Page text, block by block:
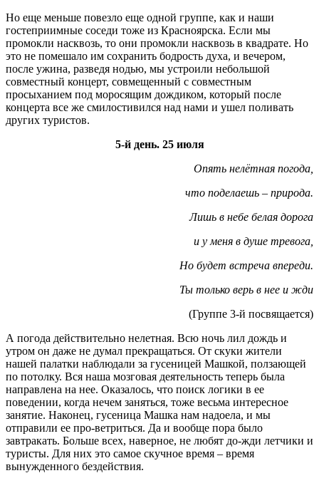
Но еще меньше повезло еще одной группе, как и наши
гостеприимные соседи тоже из Красноярска. Если мы
промокли насквозь, то они промокли насквозь в квадрате. Но
это не помешало им сохранить бодрость духа, и вечером,
после ужина, разведя нодью, мы устроили небольшой
совместный концерт, совмещенный с совместным
просыханием под моросящим дождиком, который после
концерта все же смилостивился над нами и ушел поливать
других туристов.
5-й день. 25 июля
Опять нелётная погода,
что поделаешь – природа.
Лишь в небе белая дорога
и у меня в душе тревога,
Но будет встреча впереди.
Ты только верь в нее и жди
(Группе 3-й посвящается)
А погода действительно нелетная. Всю ночь лил дождь и
утром он даже не думал прекращаться. От скуки жители
нашей палатки наблюдали за гусеницей Машкой, ползающей
по потолку. Вся наша мозговая деятельность теперь была
направлена на нее. Оказалось, что поиск логики в ее
поведении, когда нечем заняться, тоже весьма интересное
занятие. Наконец, гусеница Машка нам надоела, и мы
отправили ее про-ветриться. Да и вообще пора было
завтракать. Больше всех, наверное, не любят до-жди летчики и
туристы. Для них это самое скучное время – время
вынужденного бездействия.